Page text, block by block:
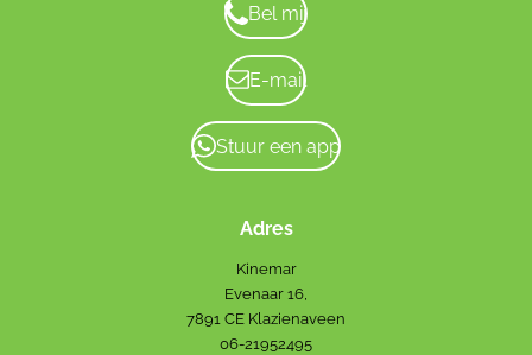
Bel mij
E-mail
Stuur een app
Adres
Kinemar
Evenaar 16,
7891 CE Klazienaveen
06-21952495